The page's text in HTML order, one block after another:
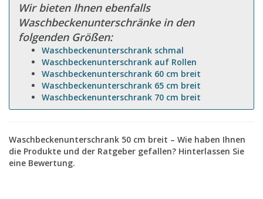
Wir bieten Ihnen ebenfalls
Waschbeckenunterschränke in den
folgenden Größen:
Waschbeckenunterschrank schmal
Waschbeckenunterschrank auf Rollen
Waschbeckenunterschrank 60 cm breit
Waschbeckenunterschrank 65 cm breit
Waschbeckenunterschrank 70 cm breit
Waschbeckenunterschrank 50 cm breit – Wie haben Ihnen
die Produkte und der Ratgeber gefallen? Hinterlassen Sie
eine Bewertung.